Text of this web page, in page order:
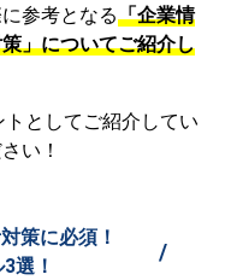
参考となる「企業情
」についてご紹介し
としてご紹介してい
い！
策に必須！
選！
/